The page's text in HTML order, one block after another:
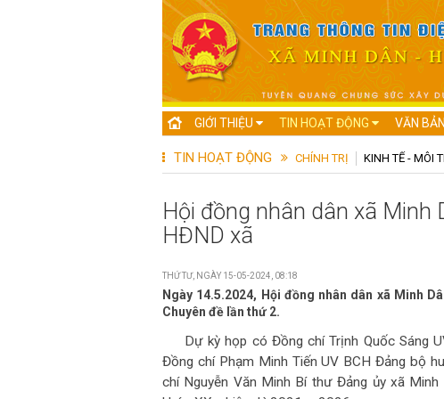
GIỚI THIỆU TIN HOẠT ĐỘNG VĂN
TIN HOẠT ĐỘNG CHÍNH TRỊ KINH TẾ - MÔI
Hội đồng nhân dân xã Minh
HĐND xã
THỨ TƯ, NGÀY 15-05-2024, 08:18
Ngày 14.5.2024, Hội đồng nhân dân xã Minh
Chuyên đề lần thứ 2.
Dự kỳ họp có Đồng chí Trịnh Quốc Sáng
Đồng chí Phạm Minh Tiến UV BCH Đảng bộ
chí Nguyễn Văn Minh Bí thư Đảng ủy xã